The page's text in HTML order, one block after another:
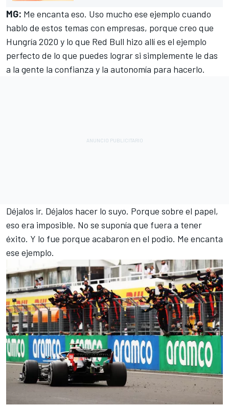
MG: Me encanta eso. Uso mucho ese ejemplo cuando
hablo de estos temas con empresas, porque creo que
Hungría 2020 y lo que Red Bull hizo allí es el ejemplo
perfecto de lo que puedes lograr si simplemente le das
a la gente la confianza y la autonomía para hacerlo.
Déjalos ir. Déjalos hacer lo suyo. Porque sobre el papel,
eso era imposible. No se suponía que fuera a tener
éxito. Y lo fue porque acabaron en el podio. Me encanta
ese ejemplo.